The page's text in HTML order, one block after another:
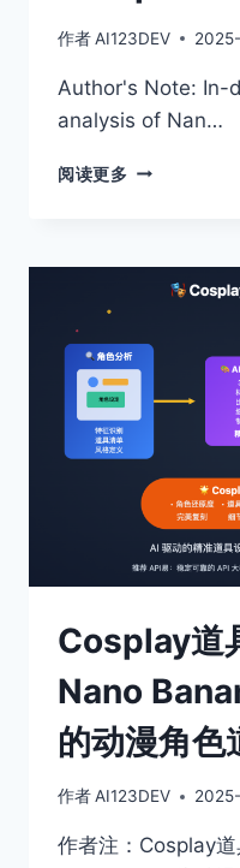
作者AI123DEV
Author's Note: In-
analysis of Nan…
阅读更多 MASTER
OPTIMAL
PRICING:
$0.05
VS
VERTEX
OFFICIAL
83%
COMPLETE
GUIDE
Cosplay道
Nano
的动漫角色
作者AI123DEV
作者注：Cosplay